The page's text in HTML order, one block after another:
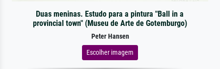
Duas meninas. Estudo para a pintura "Ball in a
provincial town" (Museu de Arte de Gotemburgo)
Peter Hansen
Escolher imagem